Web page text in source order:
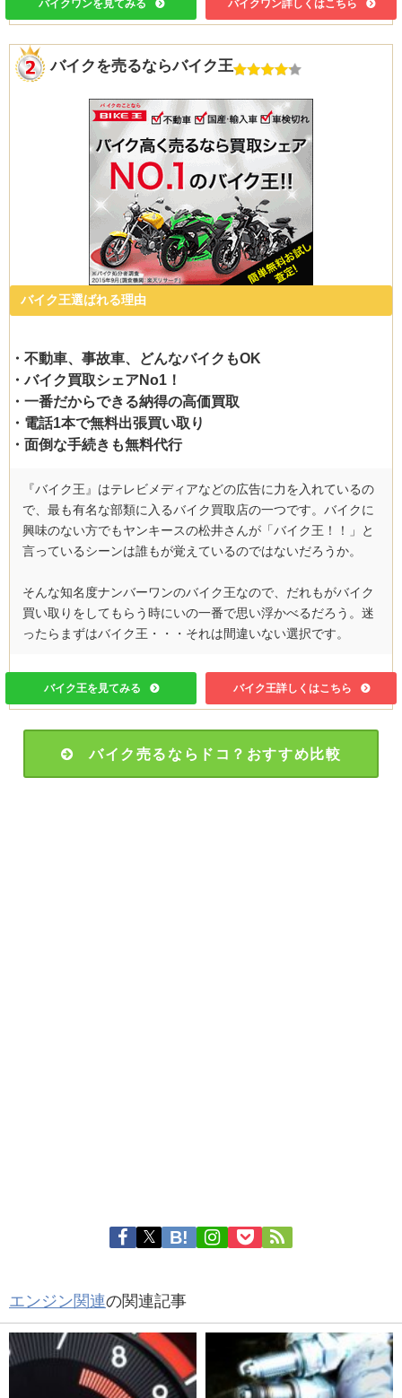
バイクワンを見てみる バイクワン詳しくはこちら
バイクを売るならバイク王
バイク王選ばれる理由
・不動車、事故車、どんなバイクもOK
・バイク買取シェアNo1！
・一番だからできる納得の高価買取
・電話1本で無料出張買い取り
・面倒な手続きも無料代行
『バイク王』はテレビメディアなどの広告に力を入れているの
で、最も有名な部類に入るバイク買取店の一つです。バイクに
興味のない方でもヤンキースの松井さんが「バイク王！！」と
言っているシーンは誰もが覚えているのではないだろうか。
そんな知名度ナンバーワンのバイク王なので、だれもがバイク
買い取りをしてもらう時にいの一番で思い浮かべるだろう。迷
ったらまずはバイク王・・・それは間違いない選択です。
バイク王を見てみる バイク王詳しくはこちら
バイク売るならドコ？おすすめ比較
エンジン関連の関連記事